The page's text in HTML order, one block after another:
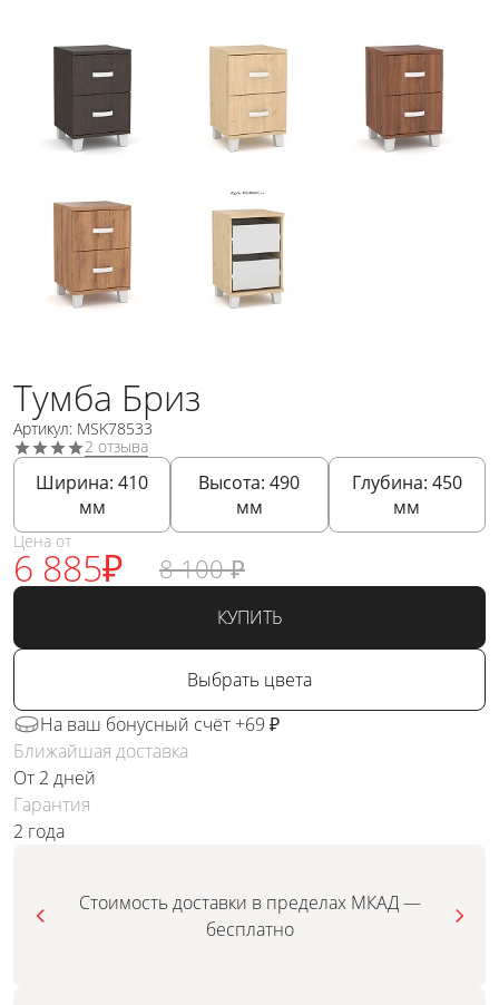
Тумба Бриз
Артикул: MSK78533
2 отзыва
Ширина:410
мм
Высота:490
мм
Глубина: 450
мм
Цена от
6 885₽ 8 100 ₽
КУПИТЬ
Выбрать цвета
На ваш бонусный счёт +69 ₽
Ближайшая доставка
От 2 дней
Гарантия
2 года
Стоимость доставки в пределах МКАД —
бесплатно